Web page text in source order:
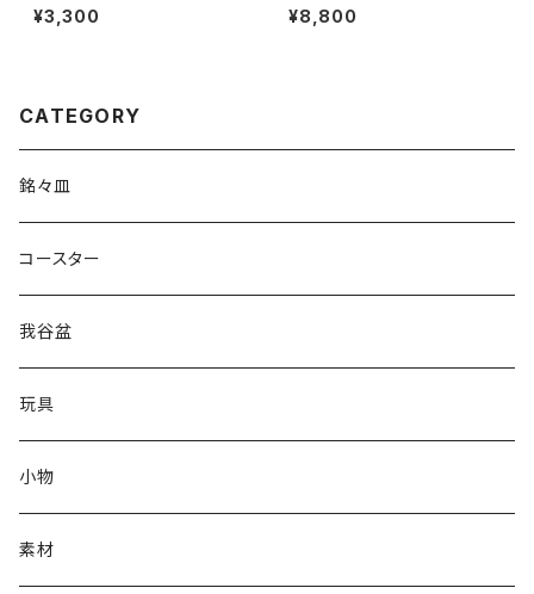
¥3,300 ¥8,800
CATEGORY
銘々皿
コースター
我谷盆
玩具
小物
素材